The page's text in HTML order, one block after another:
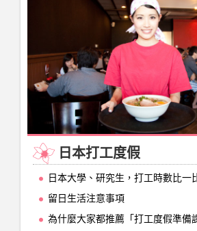
日本打工度假
日本大學、研究生，打工時數比一
留日生活注意事項
為什麼大家都推薦「打工度假準備